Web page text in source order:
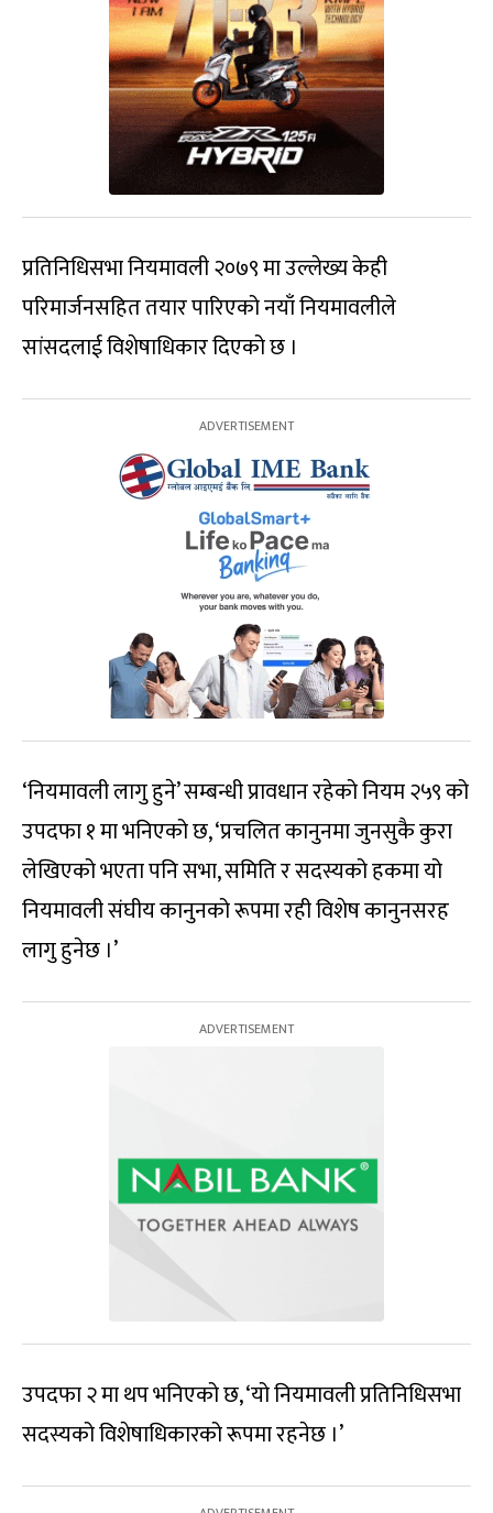
प्रतिनिधिसभा नियमावली २०७९ मा उल्लेख्य केही
परिमार्जनसहित तयार पारिएको नयाँ नियमावलीले
सांसदलाई विशेषाधिकार दिएको छ ।
‘नियमावली लागु हुने’ सम्बन्धी प्रावधान रहेको नियम २५९ को
उपदफा १ मा भनिएको छ, ‘प्रचलित कानुनमा जुनसुकै कुरा
लेखिएको भएता पनि सभा, समिति र सदस्यको हकमा यो
नियमावली संघीय कानुनको रूपमा रही विशेष कानुनसरह
लागु हुनेछ ।’
उपदफा २ मा थप भनिएको छ, ‘यो नियमावली प्रतिनिधिसभा
सदस्यको विशेषाधिकारको रूपमा रहनेछ ।’